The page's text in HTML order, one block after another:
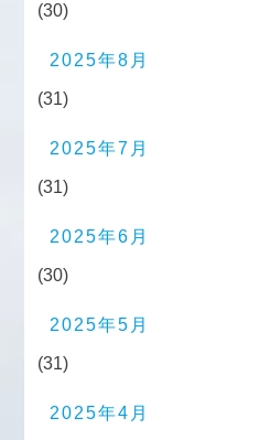
(30)
2025年8月
(31)
2025年7月
(31)
2025年6月
(30)
2025年5月
(31)
2025年4月